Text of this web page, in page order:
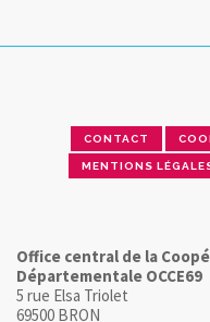
CONTACT
MENTIONS
Office central de la
Départementale OCCE69
5 rue Elsa Triolet
69500 BRON